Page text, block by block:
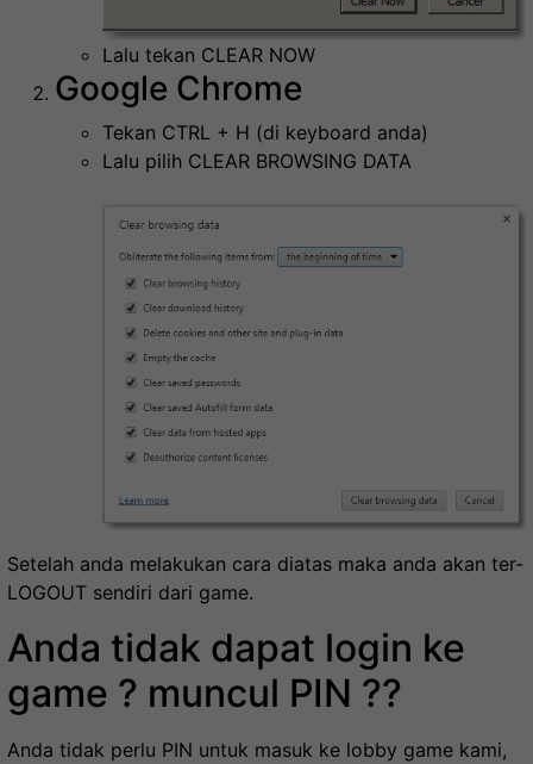
Lalu tekan CLEAR NOW
Google Chrome
Tekan CTRL + H (di keyboard anda)
Lalu pilih CLEAR BROWSING DATA
Setelah anda melakukan cara diatas maka anda akan ter-
LOGOUT sendiri dari game.
Anda tidak dapat login ke
game ? muncul PIN ??
Anda tidak perlu PIN untuk masuk ke lobby game kami,